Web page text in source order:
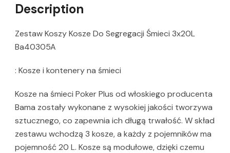
Description
Zestaw Koszy Kosze Do Segregacji Śmieci 3x20L
Ba40305A
: Kosze i kontenery na śmieci
Kosze na śmieci Poker Plus od włoskiego producenta
Bama zostały wykonane z wysokiej jakości tworzywa
sztucznego, co zapewnia ich długą trwałość. W skład
zestawu wchodzą 3 kosze, a każdy z pojemników ma
pojemność 20 L. Kosze są modułowe, dzięki czemu